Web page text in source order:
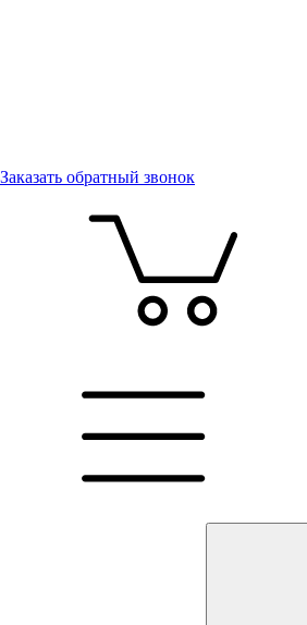
Заказать обратный звонок